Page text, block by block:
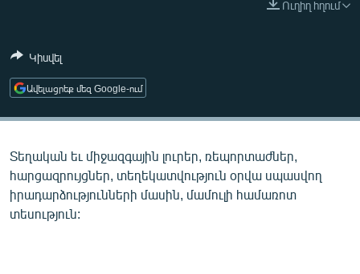
ՄԵԿՆԱԲԱՆՈՒԹՅՈՒՆ
ԿՈՐՈՆԱՎԻՐՈՒՍ
ԱՐԽԻՎ
ՏԵՍԱՆՅՈՒԹԵՐ
Ուղիղ հղում
Կիսվել
Ավելացրեք մեզ Google-ում
Տեղական եւ միջազգային լուրեր, ռեպորտաժներ,
հարցազրույցներ, տեղեկատվություն օրվա սպասվող
իրադարձությունների մասին, մամուլի համառոտ
տեսություն: